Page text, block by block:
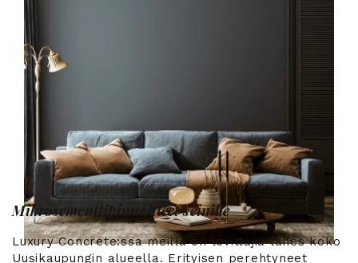
Mikrosementtipinnoitteet seinille
Luxury Concrete:ssa meillä on levittäjiä lähes koko
Uusikaupungin alueella. Erityisen perehtyneet